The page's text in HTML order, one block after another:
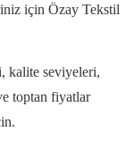
için Özay Tekstil
kalite seviyeleri,
toptan fiyatlar